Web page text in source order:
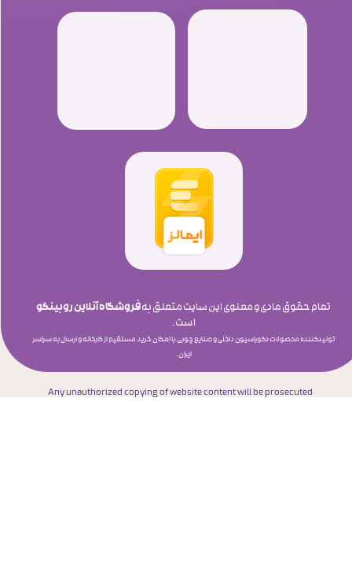
تمام حقوق مادی و معنوی این سایت متعلق بهفروشگاه آنلاین روبینکو
است.
​​​​​​​تولیدکننده محصولات دکوراسیون داخلی و صنایع چوبی با امکان خرید مستقیم از کارخانه و ارسال به سراسر
ایران.
Any unauthorized copying of website content will be prosecuted